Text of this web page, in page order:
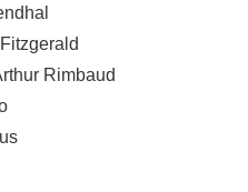
Rimbaud